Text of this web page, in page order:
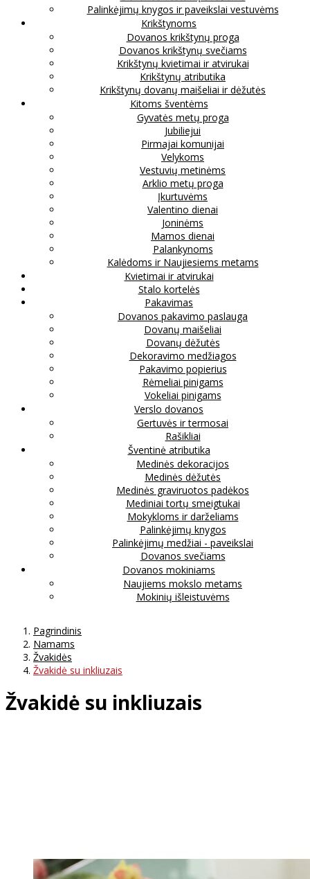
Palinkėjimų knygos ir paveikslai vestuvėms
Krikštynoms
Dovanos krikštynų proga
Dovanos krikštynų svečiams
Krikštynų kvietimai ir atvirukai
Krikštynų atributika
Krikštynų dovanų maišeliai ir dėžutės
Kitoms šventėms
Gyvatės metų proga
Jubiliejui
Pirmajai komunijai
Velykoms
Vestuvių metinėms
Arklio metų proga
Įkurtuvėms
Valentino dienai
Joninėms
Mamos dienai
Palankynoms
Kalėdoms ir Naujiesiems metams
Kvietimai ir atvirukai
Stalo kortelės
Pakavimas
Dovanos pakavimo paslauga
Dovanų maišeliai
Dovanų dėžutės
Dekoravimo medžiagos
Pakavimo popierius
Rėmeliai pinigams
Vokeliai pinigams
Verslo dovanos
Gertuvės ir termosai
Rašikliai
Šventinė atributika
Medinės dekoracijos
Medinės dėžutės
Medinės graviruotos padėkos
Mediniai tortų smeigtukai
Mokykloms ir darželiams
Palinkėjimų knygos
Palinkėjimų medžiai - paveikslai
Dovanos svečiams
Dovanos mokiniams
Naujiems mokslo metams
Mokinių išleistuvėms
Pagrindinis
Namams
Žvakidės
Žvakidė su inkliuzais
Žvakidė su inkliuzais